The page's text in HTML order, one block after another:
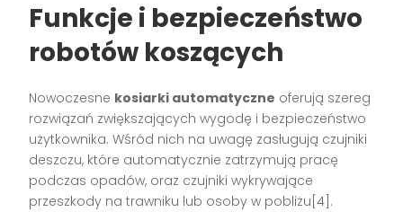
Funkcje i bezpieczeństwo
robotów koszących
Nowoczesne kosiarki automatyczne oferują szereg
rozwiązań zwiększających wygodę i bezpieczeństwo
użytkownika. Wśród nich na uwagę zasługują czujniki
deszczu, które automatycznie zatrzymują pracę
podczas opadów, oraz czujniki wykrywające
przeszkody na trawniku lub osoby w pobliżu[4].